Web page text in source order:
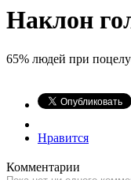
Наклон
65% людей при
Нравится
Комментарии